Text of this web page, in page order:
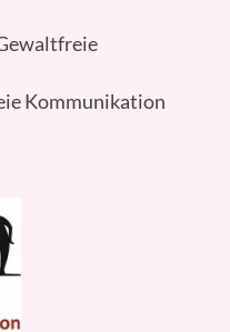
Kommunikation